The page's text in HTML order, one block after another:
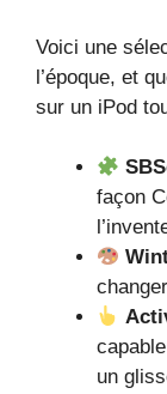
Voici une
l’époque, et
sur un iPod
façon
un